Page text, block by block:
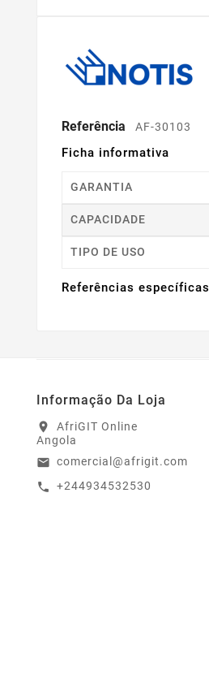
Referência AF-30103
Ficha informativa
GARANTIA
CAPACIDADE
TIPO DE USO
Referências específicas
Informação Da Loja
location_on
AfriGIT Online
Angola
email comercial@afrigit.com
call +244934532530